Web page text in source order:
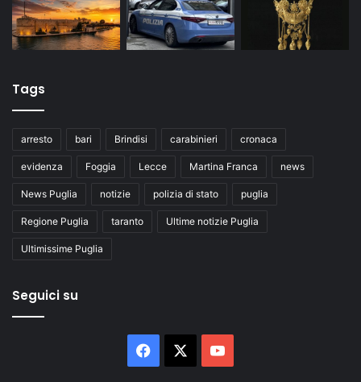
Tags
arresto bari Brindisi carabinieri cronaca
evidenza Foggia Lecce Martina Franca news
News Puglia notizie polizia di stato puglia
Regione Puglia taranto Ultime notizie Puglia
Ultimissime Puglia
Seguici su
Facebook